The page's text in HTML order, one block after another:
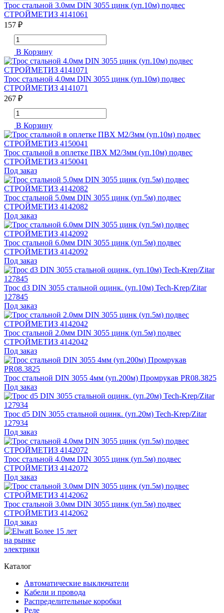
Трос стальной 3.0мм DIN 3055 цинк (уп.10м) подвес
СТРОЙМЕТИЗ 4141061
157 ₽
В Корзину
Трос стальной 4.0мм DIN 3055 цинк (уп.10м) подвес
СТРОЙМЕТИЗ 4141071
267 ₽
В Корзину
Трос стальной в оплетке ПВХ М2/3мм (уп.10м) подвес
СТРОЙМЕТИЗ 4150041
Под заказ
Трос стальной 5.0мм DIN 3055 цинк (уп.5м) подвес
СТРОЙМЕТИЗ 4142082
Под заказ
Трос стальной 6.0мм DIN 3055 цинк (уп.5м) подвес
СТРОЙМЕТИЗ 4142092
Под заказ
Трос d3 DIN 3055 стальной оцинк. (уп.10м) Tech-Krep/Zitar
127845
Под заказ
Трос стальной 2.0мм DIN 3055 цинк (уп.5м) подвес
СТРОЙМЕТИЗ 4142042
Под заказ
Трос стальной DIN 3055 4мм (уп.200м) Промрукав PR08.3825
Под заказ
Трос d5 DIN 3055 стальной оцинк. (уп.20м) Tech-Krep/Zitar
127934
Под заказ
Трос стальной 4.0мм DIN 3055 цинк (уп.5м) подвес
СТРОЙМЕТИЗ 4142072
Под заказ
Трос стальной 3.0мм DIN 3055 цинк (уп.5м) подвес
СТРОЙМЕТИЗ 4142062
Под заказ
Более 15 лет
на рынке
электрики
Каталог
Автоматические выключатели
Кабели и провода
Распределительные коробки
Реле